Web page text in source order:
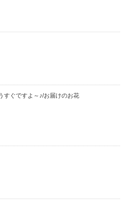
ぐですよ～♪/お届けのお花